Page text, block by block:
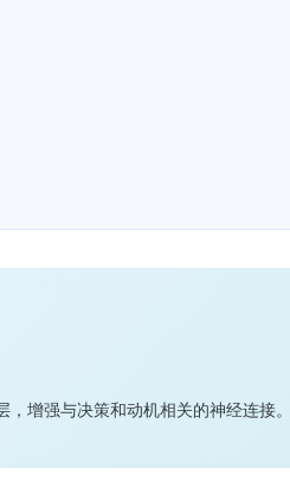
增强与决策和动机相关的神经连接